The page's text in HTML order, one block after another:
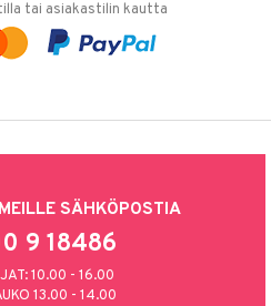
tai asiakastilin kautta
SÄHKÖPOSTIA
9 18486
10.00 - 16.00
13.00 - 14.00